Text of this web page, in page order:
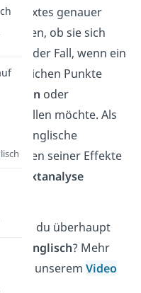
Textes genauer
prüfen, ob sie sich
ist oft der Fall, wenn ein
Punkte
betonen oder
möchte. Als
der englische
wegen seiner Effekte
Textanalyse
du überhaupt
auf Englisch? Mehr
du in unseremVideo